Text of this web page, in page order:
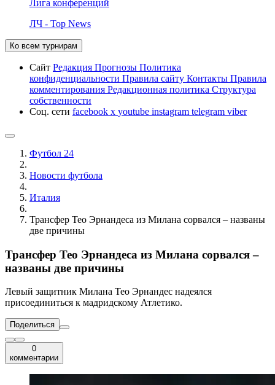
Лига конференций
ЛЧ - Top News
Ко всем турнирам
Сайт Редакция Прогнозы Политика
конфиденциальности Правила сайту Контакты Правила
комментирования Редакционная политика Структура
собственности
Соц. сети facebook x youtube instagram telegram viber
Футбол 24
Новости футбола
Италия
Трансфер Тео Эрнандеса из Милана сорвался – названы
две причины
Трансфер Тео Эрнандеса из Милана сорвался –
названы две причины
Левый защитник Милана Тео Эрнандес надеялся
присоединиться к мадридскому Атлетико.
Поделиться
0
комментарии